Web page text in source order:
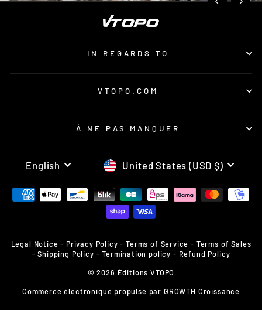
IN REGARDS TO
VTOPO.COM
À NE PAS MANQUER
LANGUAGE
English CURRENCY
United States (USD $)
Legal Notice - Privacy Policy -Terms of Service - Terms of Sales
-Shipping Policy -Termination policy - Refund Policy
© 2026 Éditions VTOPO
Commerce électronique propulsé par GROWTH Croissance